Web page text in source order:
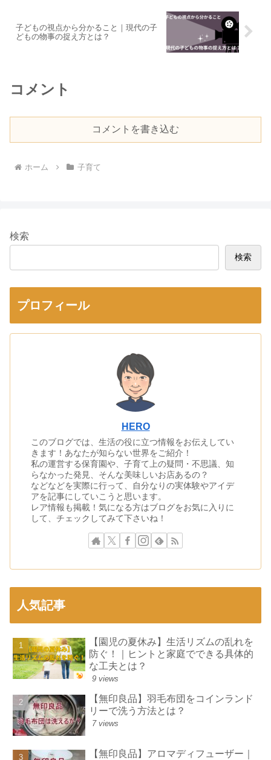
子どもの視点から分かること｜現代の子
どもの物事の捉え方とは？
コメント
コメントを書き込む
ホーム 子育て
検索
検索
プロフィール
HERO
このブログでは、生活の役に立つ情報をお伝えしてい
きます！あなたが知らない世界をご紹介！
私の運営する保育園や、子育て上の疑問・不思議、知
らなかった発見、そんな美味しいお店あるの？
などなどを実際に行って、自分なりの実体験やアイデ
アを記事にしていこうと思います。
レア情報も掲載！気になる方はブログをお気に入りに
して、チェックしてみて下さいね！
人気記事
【園児の夏休み】生活リズムの乱れを
防ぐ！｜ヒントと家庭でできる具体的
な工夫とは？
9 views
【無印良品】羽毛布団をコインランド
リーで洗う方法とは？
7 views
【無印良品】アロマディフューザー｜